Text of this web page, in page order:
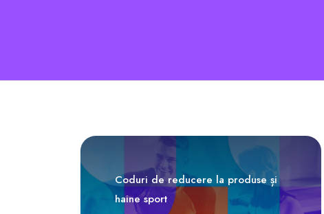
Coduri de reducere la produse și
haine sport